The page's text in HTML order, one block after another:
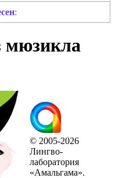
:
мюзикла
© 2005-2026
Лингво-
лаборатория
«Амальгама».